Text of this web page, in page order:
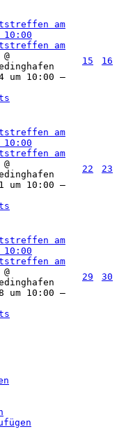
am
10:00
am
@
um 10:00 –
15 16
am
10:00
am
@
um 10:00 –
22 23
am
10:00
am
@
um 10:00 –
29 30